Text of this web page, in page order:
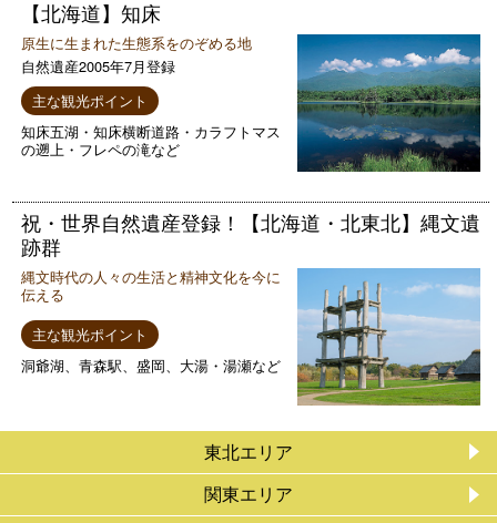
【北海道】知床
原生に生まれた生態系をのぞめる地
自然遺産2005年7月登録
主な観光ポイント
知床五湖・知床横断道路・カラフトマス
の遡上・フレペの滝など
祝・世界自然遺産登録！【北海道・北東北】縄文遺
跡群
縄文時代の人々の生活と精神文化を今に
伝える
主な観光ポイント
洞爺湖、青森駅、盛岡、大湯・湯瀬など
東北エリア
関東エリア